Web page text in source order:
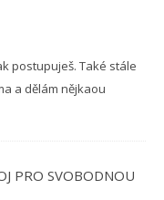
postupuješ. Také stále
a dělám nějkaou
PRO SVOBODNOU